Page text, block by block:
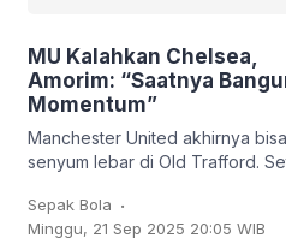
MU Kalahkan Chelsea,
Amorim: “Saatnya
Momentum”
Manchester United akhirnya bisa
senyum lebar di Old Trafford.
2-1 dalam lanjutan Liga Inggris,
(20/9/2025). Bruno
Sepak Bola .
Minggu, 21 Sep 2025 20:05 WIB